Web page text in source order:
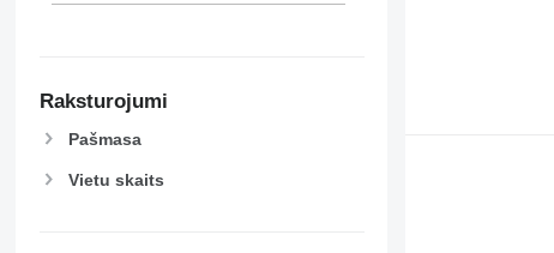
Raksturojumi
Pašmasa
Vietu skaits